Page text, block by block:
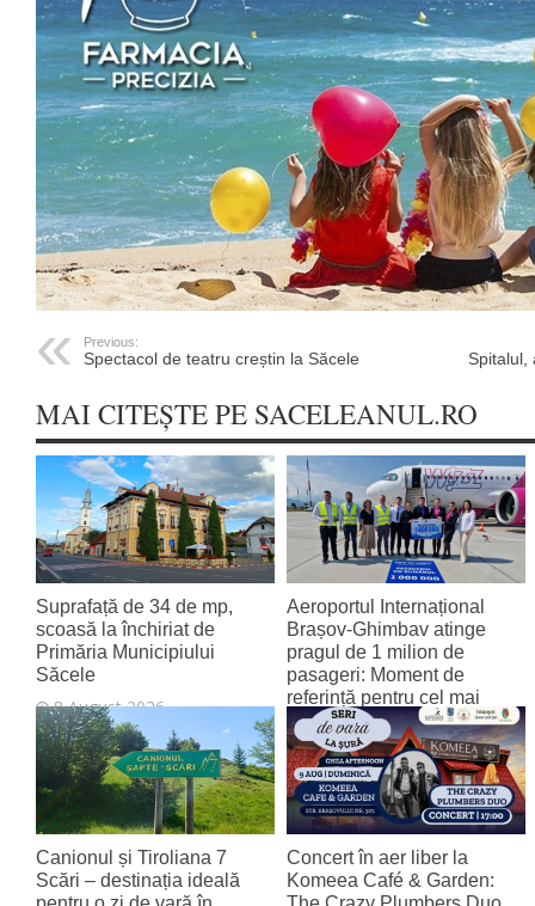
Previous:
Spectacol de teatru creștin la Săcele Spitalul,
MAI CITEȘTE PE SACELEANUL.RO
Suprafață de 34 de mp,
scoasă la închiriat de
Primăria Municipiului
Săcele
8 August 2026
Aeroportul Internațional
Brașov‑Ghimbav atinge
pragul de 1 milion de
pasageri: Moment de
referință pentru cel mai
tânăr aeroport al țării
8 August 2026
Canionul și Tiroliana 7
Scări – destinația ideală
Concert în aer liber la
Komeea Café & Garden: